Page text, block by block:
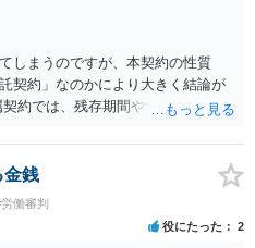
しまうのですが、本契約の性質
契約」なのかにより大きく結論が
約では、残存期間や報酬額、投下
法という意味ではなく、実際の損
。 ・違約金に上限がなくても、常
契約が労働契約に近い実態なら労
そうでなくても、金額が事務所の
争点になります。 ・契約前の修正
金銭
働審判
役にたった 2